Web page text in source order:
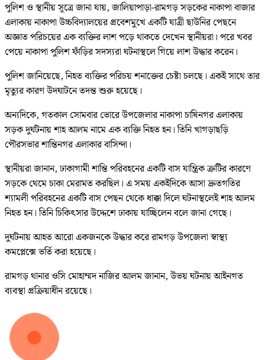
পুলিশ ও স্থানীয় সূত্রে জানা যায়, জালিয়াপাড়া-রামগড় সড়কের নাকাপা বাজার
এলাকায় নাকাপা উচ্চবিদ্যালয়ের প্রবেশমুখে একটি যাত্রী ছাউনির পেছনে
অজ্ঞাত পরিচয়ের এক ব্যক্তির লাশ পড়ে থাকতে দেখেন স্থানীয়রা। পরে খবর
পেয়ে নাকাপা পুলিশ ফাঁড়ির সদস্যরা ঘটনাস্থলে গিয়ে লাশ উদ্ধার করেন।
পুলিশ জানিয়েছে, নিহত ব্যক্তির পরিচয় শনাক্তের চেষ্টা চলছে। একই সাথে তার
মৃত্যুর কারণ উদঘাটনে তদন্ত শুরু হয়েছে।
অন্যদিকে, গতকাল সোমবার ভোরে উপজেলার নাকাপা চাষিনগর এলাকায়
সড়ক দুর্ঘটনায় শাহ আলম নামে এক ব্যক্তি নিহত হন। তিনি খাগড়াছড়ি
পৌরসভার শান্তিনগর এলাকার বাসিন্দা।
স্থানীয়রা জানান, ঢাকাগামী শান্তি পরিবহনের একটি বাস যান্ত্রিক ত্রুটির কারণে
সড়কে থেমে চাকা মেরামত করছিল। এ সময় একইদিকে আসা দ্রুতগতির
শ্যামলী পরিবহনের একটি বাস পেছন থেকে ধাক্কা দিলে ঘটনাস্থলেই শাহ আলম
নিহত হন। তিনি চিকিৎসার উদ্দেশে ঢাকায় যাচ্ছিলেন বলে জানা গেছে।
দুর্ঘটনায় আহত আরো একজনকে উদ্ধার করে রামগড় উপজেলা স্বাস্থ্য
কমপ্লেক্সে ভর্তি করা হয়েছে।
রামগড় থানার ওসি মোহাম্মদ নাজির আলম জানান, উভয় ঘটনায় আইনগত
ব্যবস্থা প্রক্রিয়াধীন রয়েছে।